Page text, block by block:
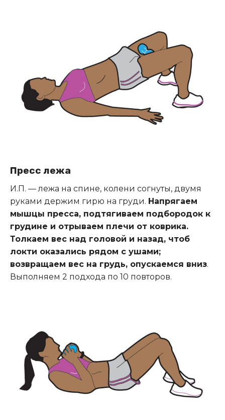
Пресс лежа
И.П. — лежа на спине, колени согнуты, двумя
руками держим гирю на груди. Напрягаем
мышцы пресса, подтягиваем подбородок к
грудине и отрываем плечи от коврика.
Толкаем вес над головой и назад, чтоб
локти оказались рядом с ушами;
возвращаем вес на грудь, опускаемся вниз.
Выполняем 2 подхода по 10 повторов.